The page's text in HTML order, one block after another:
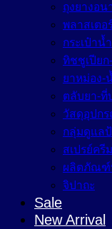
ถุงยางอน
พลาสเตอ
กระเป๋าน้
ทิชชูเปีย
ยาหม่อง-
ตลับยา-ที่
วัสดุอุปก
กลุ่มดูแล
สเปรย์ครี
ผลิตภัณฑ์
จิปาถะ
Sale
New Arrival